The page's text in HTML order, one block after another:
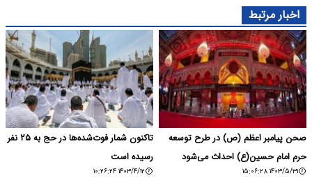
اخبار مرتبط
صحن پیامبر اعظم (ص) در طرح توسعه
حرم امام حسین(ع) احداث می‌شود
۱۴۰۳/۵/۳۱ ۱۵:۰۶:۲۸
تاکنون شمار فوت‌شده‌ها در حج به ۲۵ نفر
رسیده است
۱۴۰۳/۴/۱۲ ۱۰:۲۶:۲۴